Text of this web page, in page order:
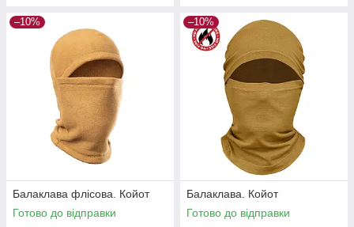
–10%
Балаклава флісова. Койот
Готово до відправки
–10%
Балаклава. Койот
Готово до відправки